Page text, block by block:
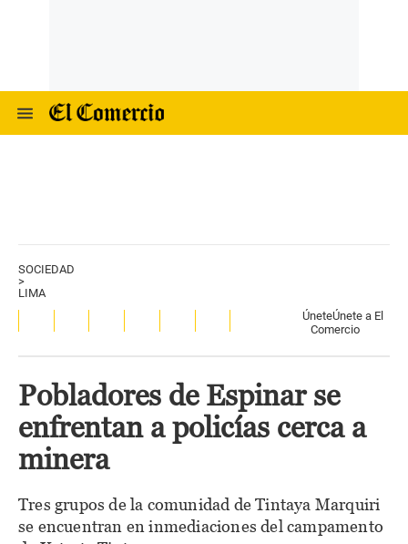
SOCIEDAD
>
LIMA
ÚneteÚnete a El
Comercio
Pobladores de Espinar se
enfrentan a policías cerca a
minera
Tres grupos de la comunidad de Tintaya Marquiri
se encuentran en inmediaciones del campamento